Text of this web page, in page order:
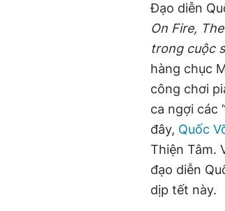
Đạo diễn
On Fire,
trong cuộc
hàng chục
công chơi
ca ngợi các
đây, Quốc
Thiện Tâm.
đạo diễn
dịp tết này.